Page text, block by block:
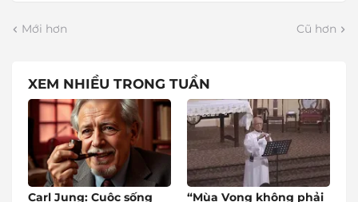
Mới hơn Cũ hơn
XEM NHIỀU TRONG TUẦN
Carl Jung: Cuộc sống “Mùa Vọng không phải